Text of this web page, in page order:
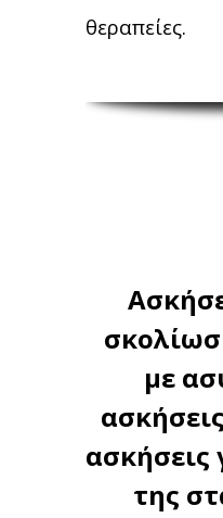
θεραπείες.
με
ασκήσεις
ασκήσεις
της